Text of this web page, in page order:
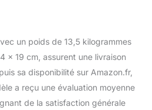
un poids de 13,5 kilogrammes
x 19 cm, assurent une livraison
sa disponibilité sur Amazon.fr,
a reçu une évaluation moyenne
de la satisfaction générale